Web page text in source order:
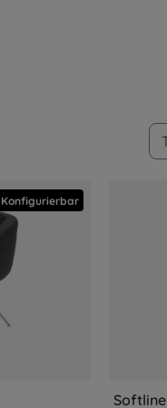
Konfigurierbar
Softline